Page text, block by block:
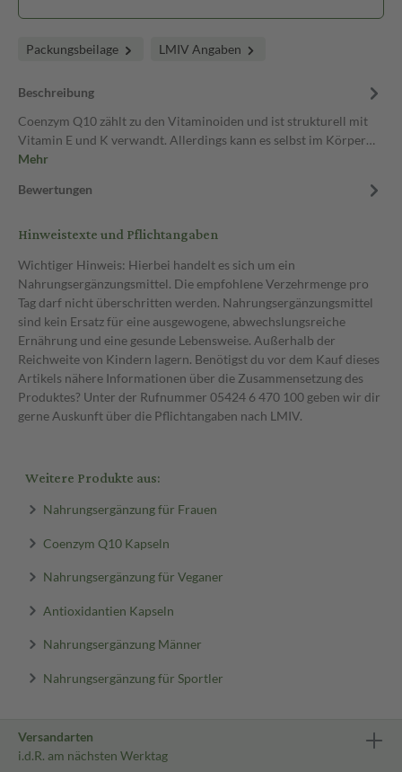
Packungsbeilage LMIV Angaben
Beschreibung
Coenzym Q10 zählt zu den Vitaminoiden und ist strukturell mit
Vitamin E und K verwandt. Allerdings kann es selbst im Körper…
Mehr
Bewertungen
Hinweistexte und Pflichtangaben
Wichtiger Hinweis: Hierbei handelt es sich um ein
Nahrungsergänzungsmittel. Die empfohlene Verzehrmenge pro
Tag darf nicht überschritten werden. Nahrungsergänzungsmittel
sind kein Ersatz für eine ausgewogene, abwechslungsreiche
Ernährung und eine gesunde Lebensweise. Außerhalb der
Reichweite von Kindern lagern. Benötigst du vor dem Kauf dieses
Artikels nähere Informationen über die Zusammensetzung des
Produktes? Unter der Rufnummer 05424 6 470 100 geben wir dir
gerne Auskunft über die Pflichtangaben nach LMIV.
Weitere Produkte aus:
Nahrungsergänzung für Frauen
Coenzym Q10 Kapseln
Nahrungsergänzung für Veganer
Antioxidantien Kapseln
Nahrungsergänzung Männer
Nahrungsergänzung für Sportler
Versandarten
i.d.R. am nächsten Werktag